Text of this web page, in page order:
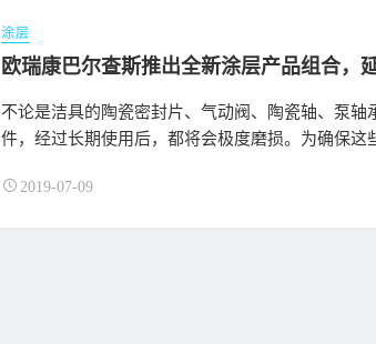
涂层
欧瑞康巴尔查斯推出全新涂层产品组合，
不论是洁具的陶瓷密封片、气动阀、陶瓷轴、泵轴
件，经过长期使用后，都将会极度磨损。为确保这
2019-07-09